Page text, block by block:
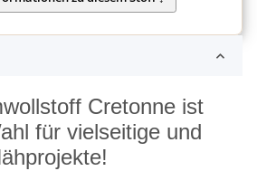
Cretonne ist
für vielseitige und